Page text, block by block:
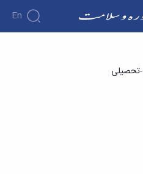
En
سبک زندگی
تحصیلی